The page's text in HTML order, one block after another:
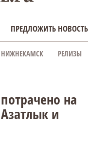
ПРЕДЛОЖИТЬ НОВОСТЬ
НИЖНЕКАМСК РЕЛИЗЫ
на
и